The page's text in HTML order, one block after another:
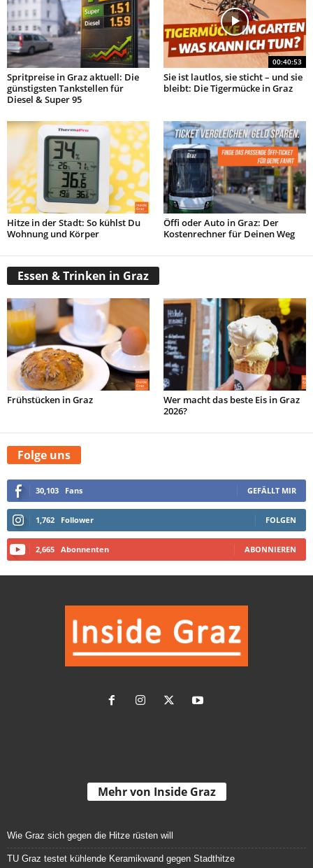
Spritpreise in Graz aktuell: Die
günstigsten Tankstellen für
Diesel & Super 95
00:40:53
Sie ist lautlos, sie sticht – und sie
bleibt: Die Tigermücke in Graz
Hitze in der Stadt: So kühlst Du
Wohnung und Körper
Öffi oder Auto in Graz: Der
Kostenrechner für Deinen Weg
Essen & Trinken in Graz
Frühstücken in Graz
Wer macht das beste Eis in Graz
2026?
Folge uns
30,103 Fans GEFÄLLT MIR
1,762 Follower FOLGEN
2,665 Abonnenten ABONNIEREN
Mehr von Inside Graz
Wie Graz sich gegen die Hitze rüsten will
TU Graz testet kühlende Keramikwand gegen Stadthitze